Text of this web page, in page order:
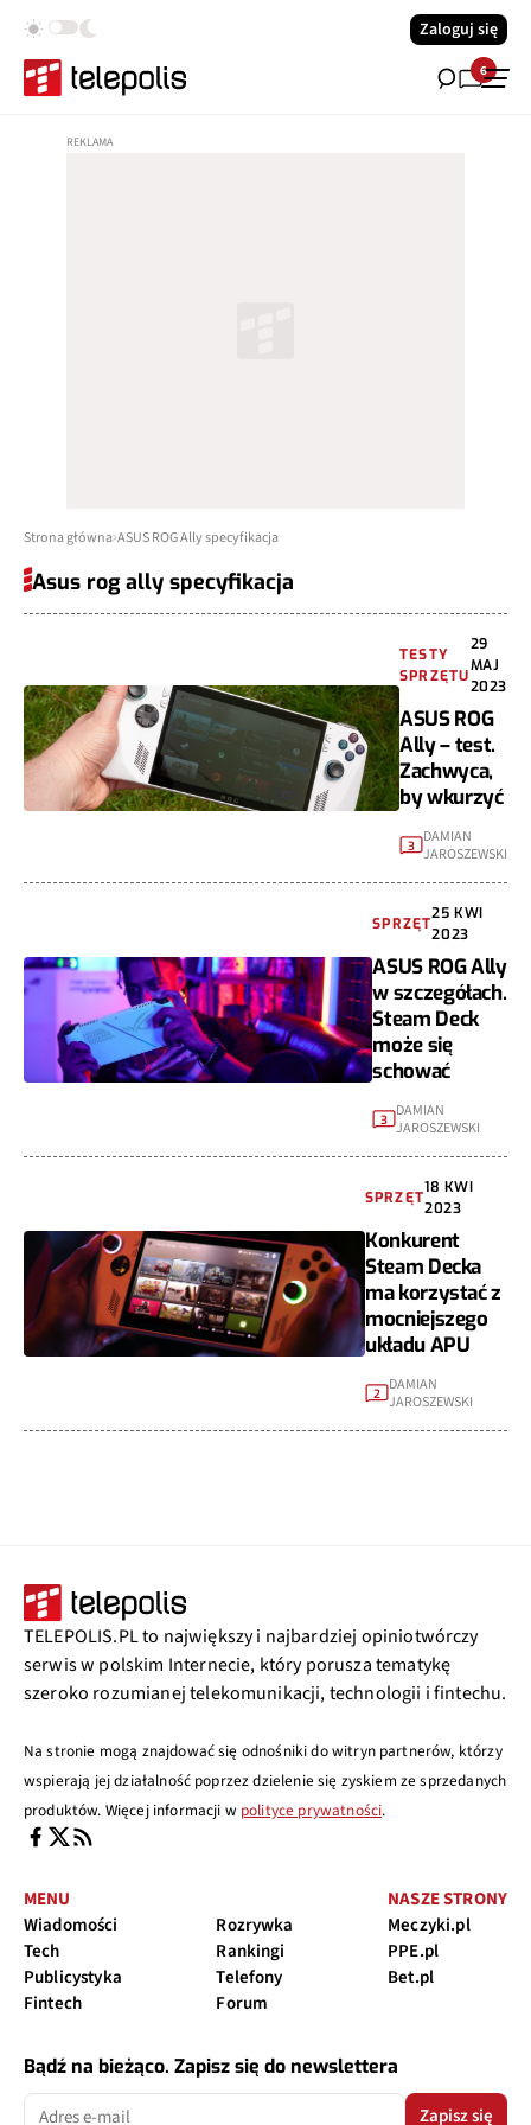
Zaloguj się
6
Strona główna ASUS ROG Ally specyfikacja
Asus rog ally specyfikacja
TESTY
SPRZĘTU
29
MAJ
2023
ASUS ROG
Ally – test.
Zachwyca,
by wkurzyć
3
DAMIAN
JAROSZEWSKI
SPRZĘT
25 KWI
2023
ASUS ROG Ally
w szczegółach.
Steam Deck
może się
schować
3
DAMIAN
JAROSZEWSKI
SPRZĘT
18 KWI
2023
Konkurent
Steam Decka
ma korzystać z
mocniejszego
układu APU
2 DAMIAN
JAROSZEWSKI
TELEPOLIS.PL to największy i najbardziej opiniotwórczy
serwis w polskim Internecie, który porusza tematykę
szeroko rozumianej telekomunikacji, technologii i fintechu.
Na stronie mogą znajdować się odnośniki do witryn partnerów, którzy
wspierają jej działalność poprzez dzielenie się zyskiem ze sprzedanych
produktów. Więcej informacji w polityce prywatności.
MENU
Wiadomości
Tech
Publicystyka
Fintech
Rozrywka
Rankingi
Telefony
Forum
NASZE STRONY
Meczyki.pl
PPE.pl
Bet.pl
Bądź na bieżąco. Zapisz się do newslettera
Zapisz się